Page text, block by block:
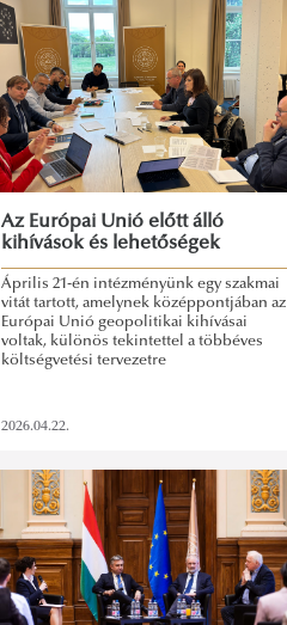
Az Európai Unió előtt álló
kihívások és lehetőségek
Április 21-én intézményünk egy szakmai
vitát tartott, amelynek középpontjában az
Európai Unió geopolitikai kihívásai
voltak, különös tekintettel a többéves
költségvetési tervezetre
2026.04.22.